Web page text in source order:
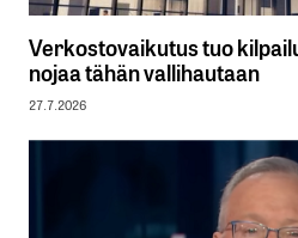
Verkostovaikutus tuo
nojaa tähän vallihautaan
27.7.2026